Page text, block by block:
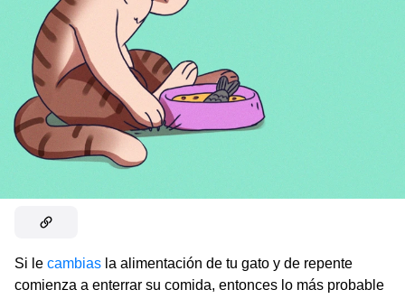
Si le cambias la alimentación de tu gato y de repente
comienza a enterrar su comida, entonces lo más probable